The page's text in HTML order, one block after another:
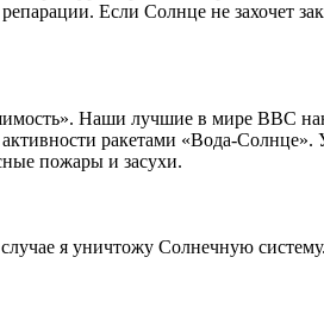
Если Солнце не захочет
Наши лучшие в мире ВВС
ракетами «Вода-
пожары и засухи.
я уничтожу Солнечную систему.